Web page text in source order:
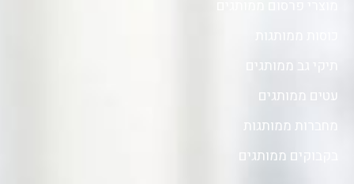
תיקי גב ממותגים
עטים ממותגים
מחברות ממותגות
בקבוקים ממותגים